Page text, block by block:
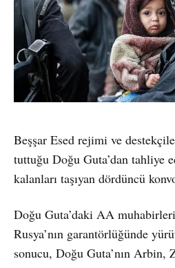
Beşşar Esed rejimi ve
tuttuğu Doğu Guta’dan tahliye
kalanları taşıyan dördüncü
Doğu Guta’daki AA
Rusya’nın garantörlüğünde
sonucu, Doğu Guta’nın Arbin,